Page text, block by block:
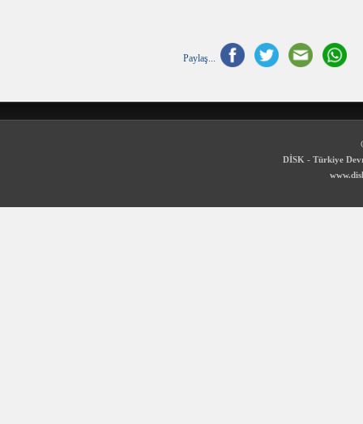
Paylaş...
DİSK - Türkiye